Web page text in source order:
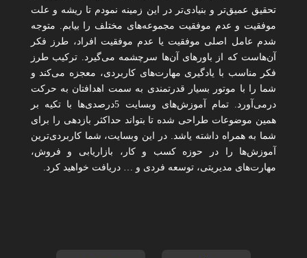
تحقیق عمیق‌تر و بنیادی‌تر در این زمینه نمودم تا ریشه و علت
موفقیت و عدم موفقیت مجموعه‌های مختلف را بیابم. متوجه
شدم عامل اصلی موفقیت یا عدم موفقیت افراد، طرز فکر
آن‌هاست که از باورهای آن‌ها سرچشمه می‌گیرد. ترکیب طرز
فکر مناسب با یادگیری مهارت‌های کاربردی، معجزه می‌کند و
شما را با موتور بسیار قدرتمندی به سمت اهدافتان به حرکت
درمی‌آورد. تمام آموزش‌های وبسایت 5درصدی‌ها با تکیه بر
همین موضوعات طراحی شده تا بتواند حداکثر بازدهی را برای
شما به همراه داشته یاشد. در این وبسایت، شما کاربردی‌ترین
آموزش‌ها را در حوزه کسب و کار، بازاریابی و فروش،
مهارت‌های مدیریتی، توسعه فردی و … دریافت خواهید کرد.